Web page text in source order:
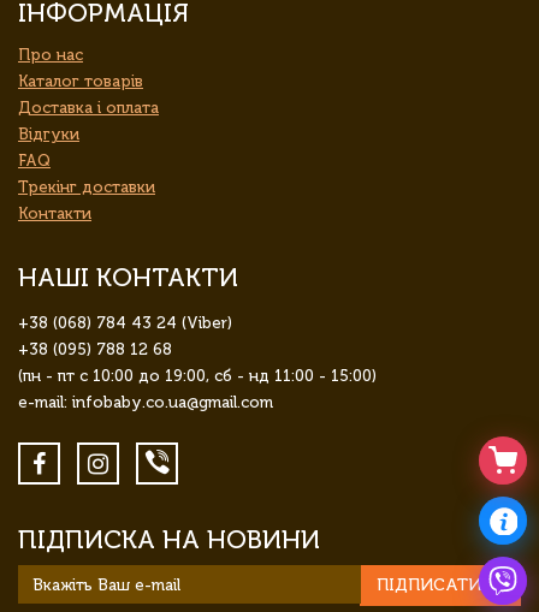
ІНФОРМАЦІЯ
Про нас
Каталог товарів
Доставка і оплата
Відгуки
FAQ
Трекінг доставки
Контакти
НАШІ КОНТАКТИ
+38 (068) 784 43 24 (Viber)
+38 (095) 788 12 68
(пн - пт с 10:00 до 19:00, сб - нд 11:00 - 15:00)
e-mail: infobaby.co.ua@gmail.com
ПІДПИСКА НА НОВИНИ
ПІДПИСАТИСЯ